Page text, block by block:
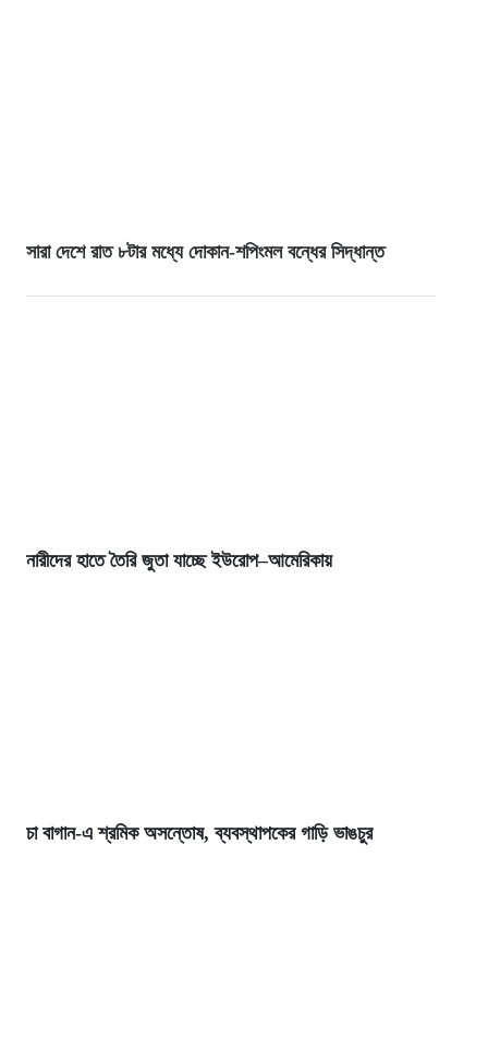
সারা দেশে রাত ৮টার মধ্যে দোকান-শপিংমল বন্ধের সিদ্ধান্ত
নারীদের হাতে তৈরি জুতা যাচ্ছে ইউরোপ–আমেরিকায়
চা বাগান-এ শ্রমিক অসন্তোষ, ব্যবস্থাপকের গাড়ি ভাঙচুর